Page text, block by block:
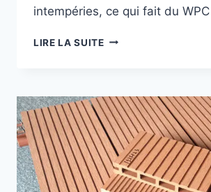
intempéries, ce qui fait du
LIRE LA SUITETYPES
:
COMPRENDRE
LES
DIFFÉRENTS
TYPES
DE
COMPOSITES